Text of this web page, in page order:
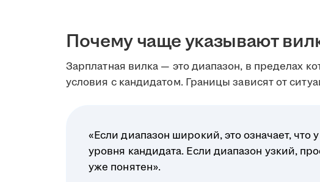
Почему чаще указывают
Зарплатная вилка — это диапазон, в пределах
условия с кандидатом. Границы зависят от
«Если диапазон широкий, это означает, что
уровня кандидата. Если диапазон узкий,
уже понятен».